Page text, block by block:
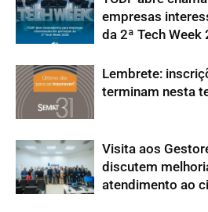
empresas
da 2ª Tech Week
Lembrete:
terminam nesta
Visita aos
discutem
atendimento ao